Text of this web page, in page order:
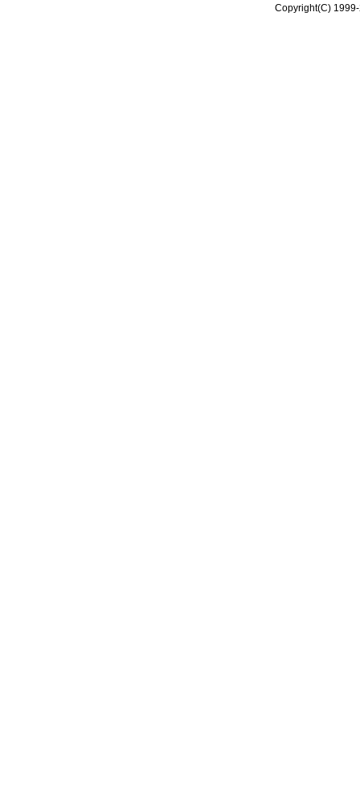
Copyright(C)